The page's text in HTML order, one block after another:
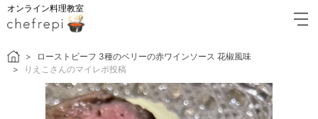
オンライン料理教室
ローストビーフ 3種のベリーの赤ワインソース 花椒風味
りえこさんのマイレポ投稿